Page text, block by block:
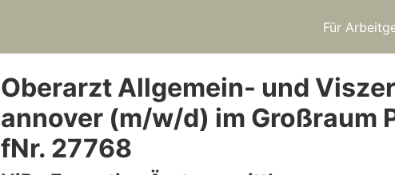
Für
Oberarzt Allgemein- und
annover (m/w/d) im Großraum
fNr. 27768